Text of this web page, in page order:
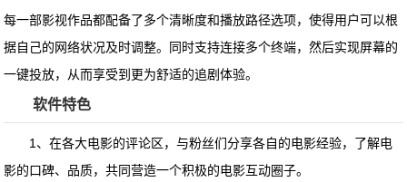
每一部影视作品都配备了多个清晰度和播放路径选项，使得用户可以根
据自己的网络状况及时调整。同时支持连接多个终端，然后实现屏幕的
一键投放，从而享受到更为舒适的追剧体验。
软件特色
1、在各大电影的评论区，与粉丝们分享各自的电影经验，了解电
影的口碑、品质，共同营造一个积极的电影互动圈子。